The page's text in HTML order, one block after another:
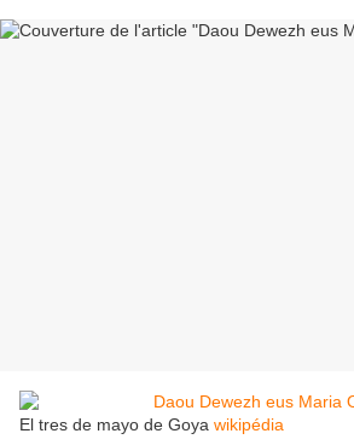
El tres de mayo de Goya wikipédia